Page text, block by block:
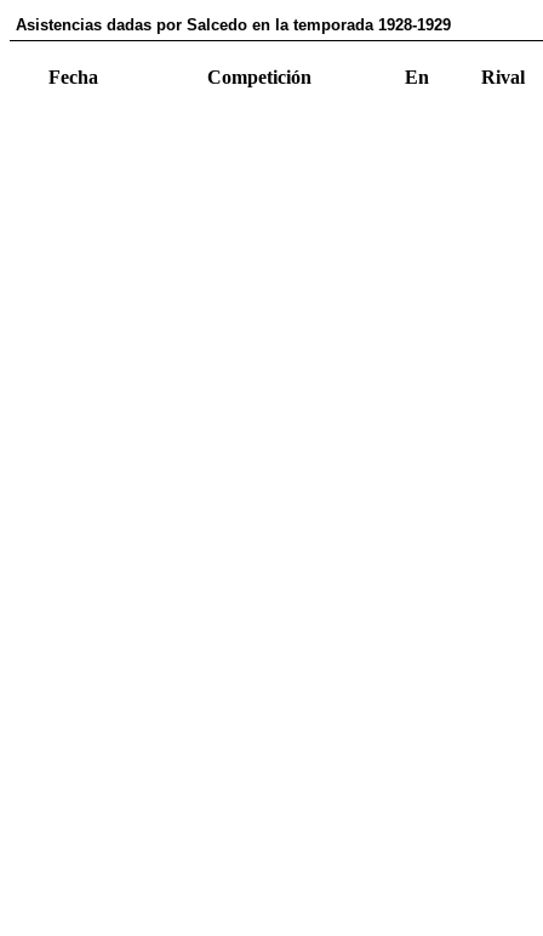
Asistencias dadas por Salcedo en la temporada 1928-1929
Fecha Competición En Rival